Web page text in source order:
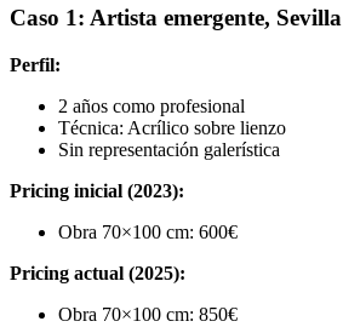
Caso 1: Artista emergente, Sevilla
Perfil:
2 años como profesional
Técnica: Acrílico sobre lienzo
Sin representación galerística
Pricing inicial (2023):
Obra 70×100 cm: 600€
Pricing actual (2025):
Obra 70×100 cm: 850€